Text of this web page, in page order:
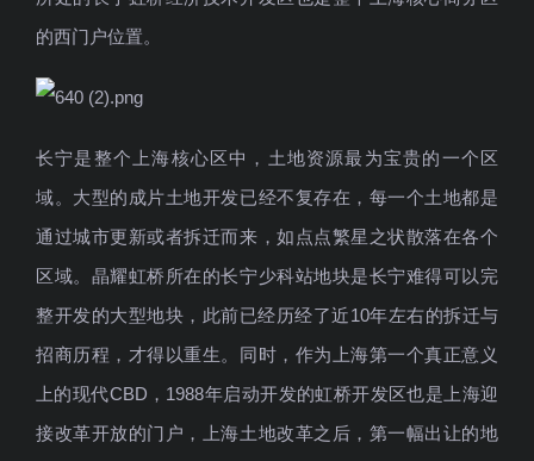
的西门户位置。
长宁是整个上海核心区中，土地资源最为宝贵的一个区
域。大型的成片土地开发已经不复存在，每一个土地都是
通过城市更新或者拆迁而来，如点点繁星之状散落在各个
区域。晶耀虹桥所在的长宁少科站地块是长宁难得可以完
整开发的大型地块，此前已经历经了近10年左右的拆迁与
招商历程，才得以重生。同时，作为上海第一个真正意义
上的现代CBD，1988年启动开发的虹桥开发区也是上海迎
接改革开放的门户，上海土地改革之后，第一幅出让的地